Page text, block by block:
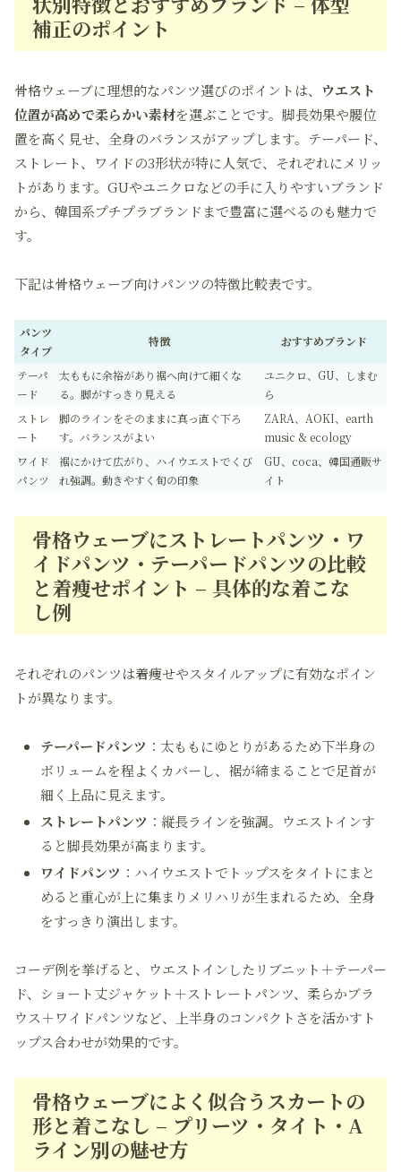
補正のポイント
骨格ウェーブに理想的なパンツ選びのポイントは、 ウエスト
位置が高めで柔らかい素材を選ぶことです。脚長効果や腰位
置を高く見せ、全身のバランスがアップします。テーパード、
ストレート、ワイドの3形状が特に人気で、それぞれにメリッ
トがあります。GUやユニクロなどの手に入りやすいブランド
から、韓国系プチプラブランドまで豊富に選べるのも魅力で
す。
下記は骨格ウェーブ向けパンツの特徴比較表です。
パンツ
タイプ
特徴 おすすめブランド
テーパ
ード
太ももに余裕があり裾へ向けて細くな
る。脚がすっきり見える
ユニクロ、GU、しまむ
ら
ストレ
ート
脚のラインをそのままに真っ直ぐ下ろ
す。バランスがよい
ZARA、AOKI、earth
music & ecology
ワイド
パンツ
裾にかけて広がり、ハイウエストでくび
れ強調。動きやすく旬の印象
GU、coca、韓国通販サ
イト
骨格ウェーブにストレートパンツ・ワ
イドパンツ・テーパードパンツの比較
と着痩せポイント – 具体的な着こな
し例
それぞれのパンツは着痩せやスタイルアップに有効なポイン
トが異なります。
テーパードパンツ ：太ももにゆとりがあるため下半身の
ボリュームを程よくカバーし、裾が締まることで足首が
細く上品に見えます。
ストレートパンツ ：縦長ラインを強調。ウエストインす
ると脚長効果が高まります。
ワイドパンツ ：ハイウエストでトップスをタイトにまと
めると重心が上に集まりメリハリが生まれるため、全身
をすっきり演出します。
コーデ例を挙げると、ウエストインしたリブニット＋テーパー
ド、ショート丈ジャケット＋ストレートパンツ、柔らかブラ
ウス＋ワイドパンツなど、上半身のコンパクトさを活かすト
ップス合わせが効果的です。
骨格ウェーブによく似合うスカートの
形と着こなし – プリーツ・タイト・A
ライン別の魅せ方